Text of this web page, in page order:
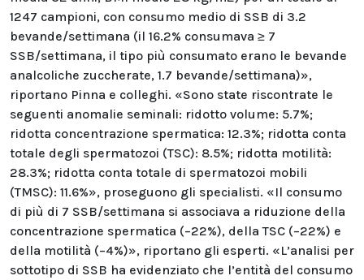
1247 campioni, con consumo medio di SSB di 3.2
bevande/settimana (il 16.2% consumava ≥ 7
SSB/settimana, il tipo più consumato erano le bevande
analcoliche zuccherate, 1.7 bevande/settimana)»,
riportano Pinna e colleghi. «Sono state riscontrate le
seguenti anomalie seminali: ridotto volume: 5.7%;
ridotta concentrazione spermatica: 12.3%; ridotta conta
totale degli spermatozoi (TSC): 8.5%; ridotta motilità:
28.3%; ridotta conta totale di spermatozoi mobili
(TMSC): 11.6%», proseguono gli specialisti. «Il consumo
di più di 7 SSB/settimana si associava a riduzione della
concentrazione spermatica (−22%), della TSC (−22%) e
della motilità (−4%)», riportano gli esperti. «L’analisi per
sottotipo di SSB ha evidenziato che l’entità del consumo